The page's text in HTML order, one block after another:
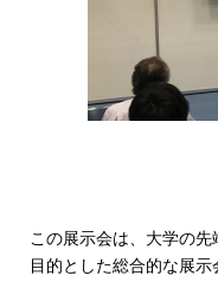
この展示会は、大学の
目的とした総合的な展